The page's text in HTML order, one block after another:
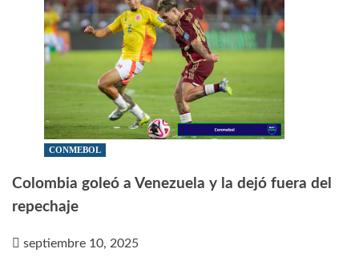
CONMEBOL
Colombia goleó a Venezuela y la dejó fuera del
repechaje
septiembre 10, 2025